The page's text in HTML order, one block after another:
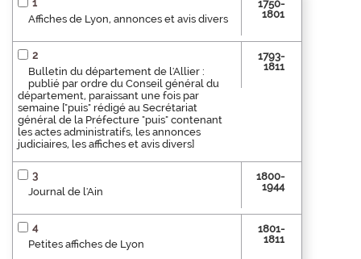
1
Affiches de Lyon, annonces et avis divers
1750-
1801
2
Bulletin du département de l'Allier :
publié par ordre du Conseil général du
département, paraissant une fois par
semaine ["puis" rédigé au Secrétariat
général de la Préfecture "puis" contenant
les actes administratifs, les annonces
judiciaires, les affiches et avis divers]
1793-
1811
3
Journal de l'Ain
1800-
1944
4
Petites affiches de Lyon
1801-
1811